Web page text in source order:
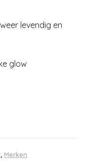
levendig en
glow
Merken